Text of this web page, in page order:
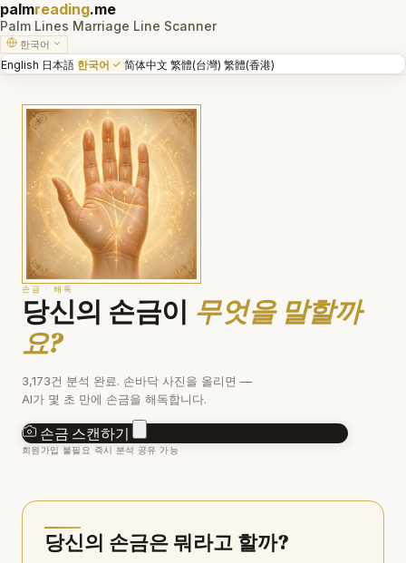
palmreading.me
Palm Lines Marriage Line Scanner
한국어
English 日本語 한국어 简体中文 繁體(台灣) 繁體(香港)
손금 · 해독
당신의 손금이 무엇을 말할까
요?
3,173건 분석 완료. 손바닥 사진을 올리면 —
AI가 몇 초 만에 손금을 해독합니다.
손금 스캔하기
회원가입 불필요 즉시 분석 공유 가능
당신의 손금은 뭐라고 할까?